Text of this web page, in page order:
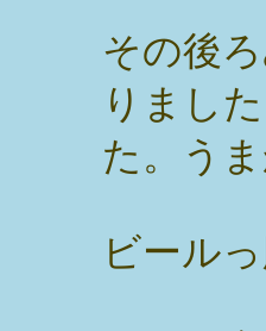
その後
りまし
た。う
ビール